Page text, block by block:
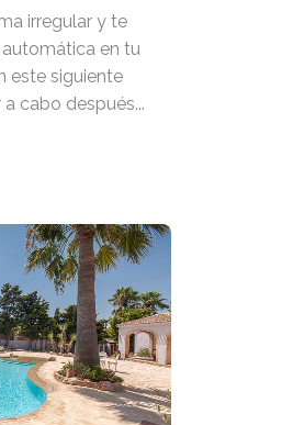
irregular y te
en tu
este siguiente
cabo después...